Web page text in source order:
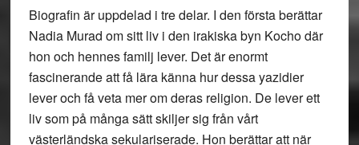
Biografin är uppdelad i tre delar. I den första berättar
Nadia Murad om sitt liv i den irakiska byn Kocho där
hon och hennes familj lever. Det är enormt
fascinerande att få lära känna hur dessa yazidier
lever och få veta mer om deras religion. De lever ett
liv som på många sätt skiljer sig från vårt
västerländska sekulariserade. Hon berättar att när